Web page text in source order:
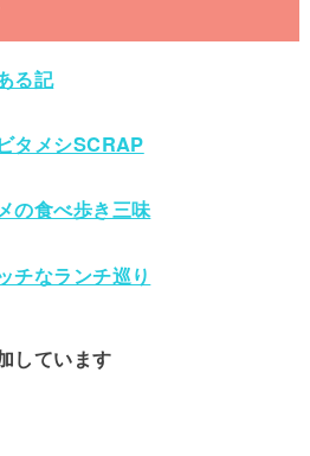
る記
タメシSCRAP
の食べ歩き三味
チなランチ巡り
しています